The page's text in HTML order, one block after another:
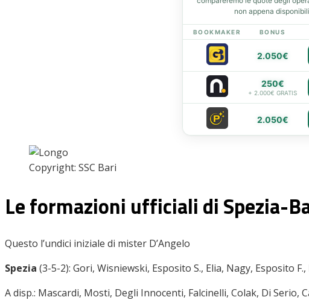
non appena
BOOKMAKER BONUS
2.050€
250€
+ 2.000€ GRATIS
2.050€
Copyright: SSC Bari
Le formazioni ufficiali di Spezia-
Questo l’undici iniziale di mister D’Angelo
Spezia (3-5-2): Gori, Wisniewski, Esposito S., Elia, Nagy, Esposito
A disp.: Mascardi, Mosti, Degli Innocenti, Falcinelli, Colak, Di Serio,